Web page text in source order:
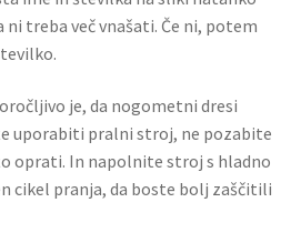
treba več vnašati. Če ni, potem
je, da nogometni dresi
uporabiti pralni stroj, ne pozabite
oprati. In napolnite stroj s hladno
cikel pranja, da boste bolj zaščitili